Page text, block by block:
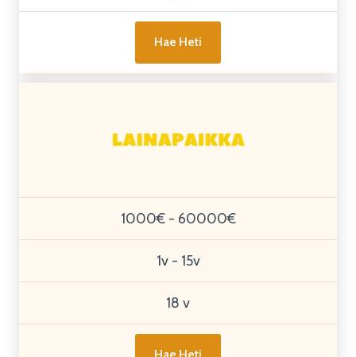
Hae Heti
1000€ - 60000€
1v - 15v
18 v